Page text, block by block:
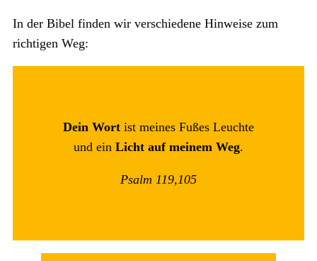
In der Bibel finden wir verschiedene Hinweise zum
richtigen Weg:
Dein Wort ist meines Fußes Leuchte
und ein Licht auf meinem Weg.
Psalm 119,105